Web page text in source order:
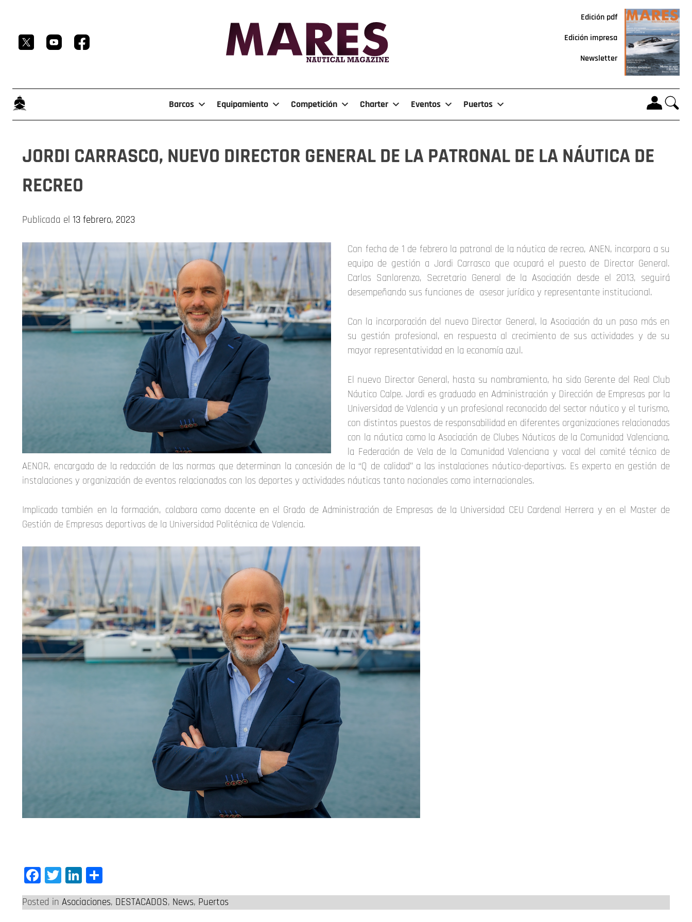
Edición pdf
Edición impresa
Newsletter
Barcos Equipamiento Competición Charter Eventos Puertos
JORDI CARRASCO, NUEVO DIRECTOR GENERAL DE LA PATRONAL DE LA NÁUTICA DE
RECREO
Publicada el 13 febrero, 2023
Con fecha de 1 de febrero la patronal de la náutica de recreo, ANEN, incorpora a su
equipo de gestión a Jordi Carrasco que ocupará el puesto de Director General.
Carlos Sanlorenzo, Secretario General de la Asociación desde el 2013, seguirá
desempeñando sus funciones de asesor jurídico y representante institucional.
Con la incorporación del nuevo Director General, la Asociación da un paso más en
su gestión profesional, en respuesta al crecimiento de sus actividades y de su
mayor representatividad en la economía azul.
El nuevo Director General, hasta su nombramiento, ha sido Gerente del Real Club
Náutico Calpe. Jordi es graduado en Administración y Dirección de Empresas por la
Universidad de Valencia y un profesional reconocido del sector náutico y el turismo,
con distintos puestos de responsabilidad en diferentes organizaciones relacionadas
con la náutica como la Asociación de Clubes Náuticos de la Comunidad Valenciana,
la Federación de Vela de la Comunidad Valenciana y vocal del comité técnico de
AENOR, encargado de la redacción de las normas que determinan la concesión de la “Q de calidad” a las instalaciones náutico-deportivas. Es experto en gestión de
instalaciones y organización de eventos relacionados con los deportes y actividades náuticas tanto nacionales como internacionales.
Implicado también en la formación, colabora como docente en el Grado de Administración de Empresas de la Universidad CEU Cardenal Herrera y en el Master de
Gestión de Empresas deportivas de la Universidad Politécnica de Valencia.
Facebook
TwitterLinkedIn
Posted in Asociaciones, DESTACADOS, News, Puertos